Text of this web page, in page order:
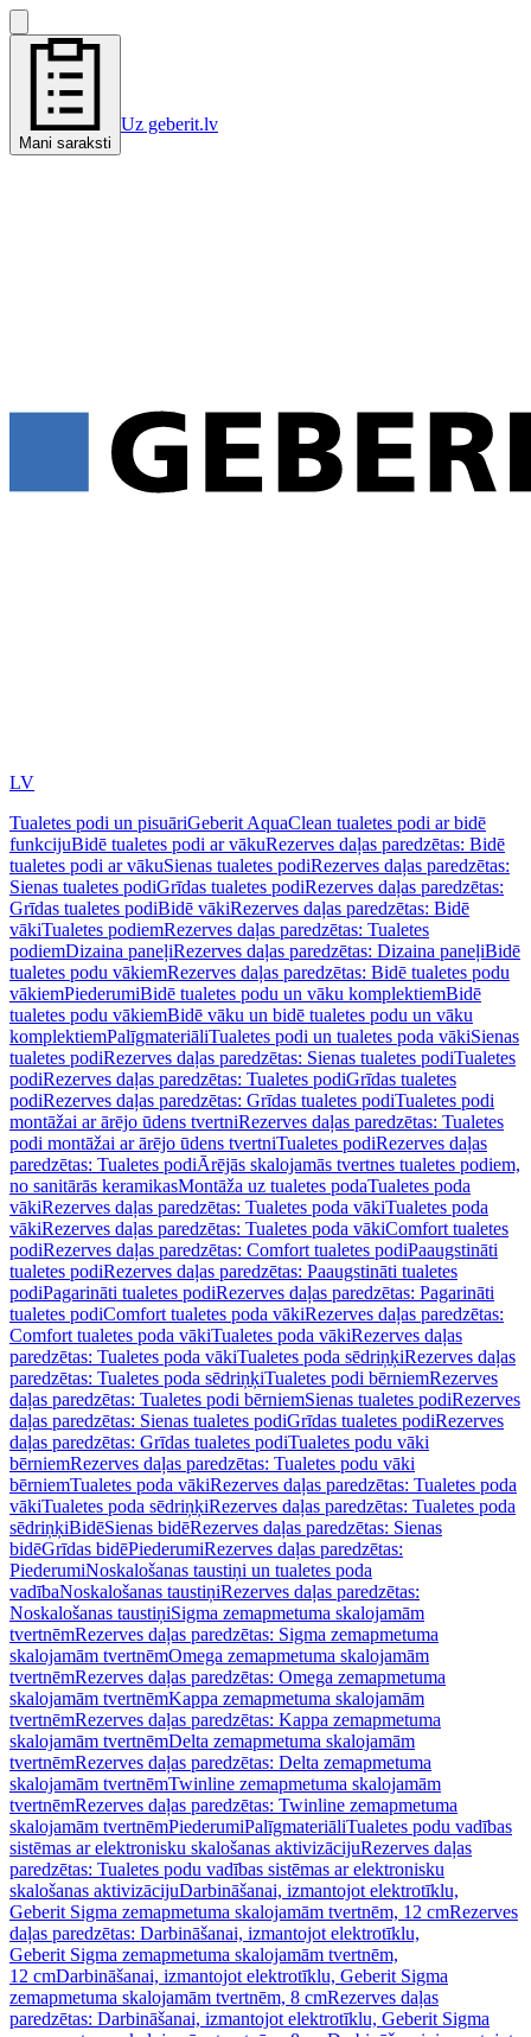
Mani saraksti
Uz geberit.lv
LV
Tualetes podi un pisuāriGeberit AquaClean tualetes podi ar bidē
funkcijuBidē tualetes podi ar vākuRezerves daļas paredzētas: Bidē
tualetes podi ar vākuSienas tualetes podiRezerves daļas paredzētas:
Sienas tualetes podiGrīdas tualetes podiRezerves daļas paredzētas:
Grīdas tualetes podiBidē vākiRezerves daļas paredzētas: Bidē
vākiTualetes podiemRezerves daļas paredzētas: Tualetes
podiemDizaina paneļiRezerves daļas paredzētas: Dizaina paneļiBidē
tualetes podu vākiemRezerves daļas paredzētas: Bidē tualetes podu
vākiemPiederumiBidē tualetes podu un vāku komplektiemBidē
tualetes podu vākiemBidē vāku un bidē tualetes podu un vāku
komplektiemPalīgmateriāliTualetes podi un tualetes poda vākiSienas
tualetes podiRezerves daļas paredzētas: Sienas tualetes podiTualetes
podiRezerves daļas paredzētas: Tualetes podiGrīdas tualetes
podiRezerves daļas paredzētas: Grīdas tualetes podiTualetes podi
montāžai ar ārējo ūdens tvertniRezerves daļas paredzētas: Tualetes
podi montāžai ar ārējo ūdens tvertniTualetes podiRezerves daļas
paredzētas: Tualetes podiĀrējās skalojamās tvertnes tualetes podiem,
no sanitārās keramikasMontāža uz tualetes podaTualetes poda
vākiRezerves daļas paredzētas: Tualetes poda vākiTualetes poda
vākiRezerves daļas paredzētas: Tualetes poda vākiComfort tualetes
podiRezerves daļas paredzētas: Comfort tualetes podiPaaugstināti
tualetes podiRezerves daļas paredzētas: Paaugstināti tualetes
podiPagarināti tualetes podiRezerves daļas paredzētas: Pagarināti
tualetes podiComfort tualetes poda vākiRezerves daļas paredzētas:
Comfort tualetes poda vākiTualetes poda vākiRezerves daļas
paredzētas: Tualetes poda vākiTualetes poda sēdriņķiRezerves daļas
paredzētas: Tualetes poda sēdriņķiTualetes podi bērniemRezerves
daļas paredzētas: Tualetes podi bērniemSienas tualetes podiRezerves
daļas paredzētas: Sienas tualetes podiGrīdas tualetes podiRezerves
daļas paredzētas: Grīdas tualetes podiTualetes podu vāki
bērniemRezerves daļas paredzētas: Tualetes podu vāki
bērniemTualetes poda vākiRezerves daļas paredzētas: Tualetes poda
vākiTualetes poda sēdriņķiRezerves daļas paredzētas: Tualetes poda
sēdriņķiBidēSienas bidēRezerves daļas paredzētas: Sienas
bidēGrīdas bidēPiederumiRezerves daļas paredzētas:
PiederumiNoskalošanas taustiņi un tualetes poda
vadībaNoskalošanas taustiņiRezerves daļas paredzētas:
Noskalošanas taustiņiSigma zemapmetuma skalojamām
tvertnēmRezerves daļas paredzētas: Sigma zemapmetuma
skalojamām tvertnēmOmega zemapmetuma skalojamām
tvertnēmRezerves daļas paredzētas: Omega zemapmetuma
skalojamām tvertnēmKappa zemapmetuma skalojamām
tvertnēmRezerves daļas paredzētas: Kappa zemapmetuma
skalojamām tvertnēmDelta zemapmetuma skalojamām
tvertnēmRezerves daļas paredzētas: Delta zemapmetuma
skalojamām tvertnēmTwinline zemapmetuma skalojamām
tvertnēmRezerves daļas paredzētas: Twinline zemapmetuma
skalojamām tvertnēmPiederumiPalīgmateriāliTualetes podu vadības
sistēmas ar elektronisku skalošanas aktivizācijuRezerves daļas
paredzētas: Tualetes podu vadības sistēmas ar elektronisku
skalošanas aktivizācijuDarbināšanai, izmantojot elektrotīklu,
Geberit Sigma zemapmetuma skalojamām tvertnēm, 12 cmRezerves
daļas paredzētas: Darbināšanai, izmantojot elektrotīklu,
Geberit Sigma zemapmetuma skalojamām tvertnēm,
12 cmDarbināšanai, izmantojot elektrotīklu, Geberit Sigma
zemapmetuma skalojamām tvertnēm, 8 cmRezerves daļas
paredzētas: Darbināšanai, izmantojot elektrotīklu, Geberit Sigma